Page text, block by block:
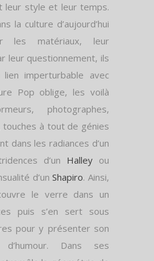
leur style et leur temps.
la culture d’aujourd’hui
les matériaux, leur
leur questionnement, ils
imperturbable avec
Pop oblige, les voilà
photographes,
à tout de génies
dans les radiances d’un
d’un Halley ou
d’unShapiro. Ainsi,
le verre dans un
puis s’en sert sous
pour y présenter son
Dans ses